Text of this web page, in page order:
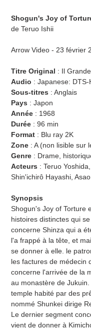
d'un
produit
votre
Shogun's Joy of
de Teruo Ishii
Arrow Video - 23 février
Titre Original : Il
Audio : Japanese:
Sous-titres : Anglais
Pays : Japon
Année : 1968
Durée : 96 min
Format : Blu ray 2K
Zone : A (non lisible sur
Genre : Drame,
Acteurs : Teruo
Shin'ichirô Hayashi,
Synopsis
Shogun's Joy of Torture
histoires distinctes qui
concerne Shinza qui a
l'a frappé à la tête, et
se donner à elle. le
les factures de médecin
concerne l'arrivée de la
au monastère de
temple habité par des
nommé Shunkei dirige
Le dernier segment
vient de donner à